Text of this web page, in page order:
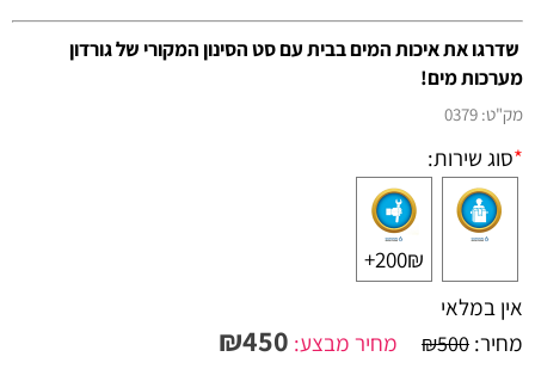
שדרגו את איכות המים בבית עם סט הסינון המקורי של גורדון
מערכות מים!
מק"ט: 0379
*סוג שירות:
200₪+
אין במלאי
מחיר:
₪500 מחיר מבצע: ₪450